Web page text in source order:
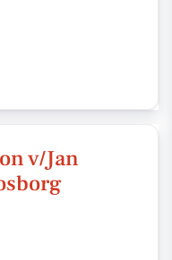
v/Jan